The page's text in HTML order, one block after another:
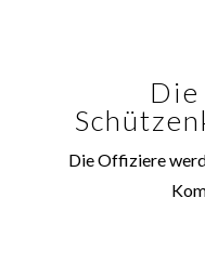
Die Offiziere